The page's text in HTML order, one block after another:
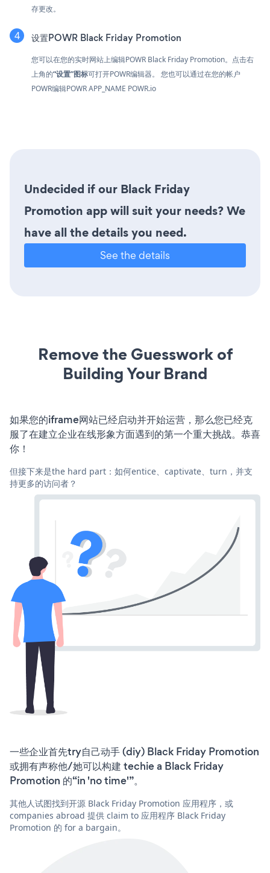
存更改。
设置POWR Black Friday Promotion
您可以在您的实时网站上编辑POWR Black Friday Promotion。点击右
上角的“设置”图标可打开POWR编辑器。 您也可以通过在您的帐户
POWR编辑POWR APP_NAME POWR.io
Undecided if our Black Friday
Promotion app will suit your needs? We
have all the details you need.
See the details
Remove the Guesswork of
Building Your Brand
如果您的iframe网站已经启动并开始运营，那么您已经克
服了在建立企业在线形象方面遇到的第一个重大挑战。恭喜
你！
但接下来是the hard part：如何entice、captivate、turn，并支
持更多的访问者？
一些企业首先try自己动手 (diy) Black Friday Promotion
或拥有声称他/她可以构建 techie a Black Friday
Promotion 的“in 'no time'”。
其他人试图找到开源 Black Friday Promotion 应用程序，或
companies abroad 提供 claim to 应用程序 Black Friday
Promotion 的 for a bargain。